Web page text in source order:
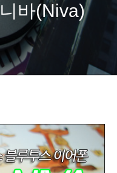
바(Niva)